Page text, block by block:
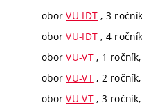
oborVU-IDT , 3
oborVU-IDT , 4
oborVU-VT, 1
oborVU-VT, 2
oborVU-VT, 3